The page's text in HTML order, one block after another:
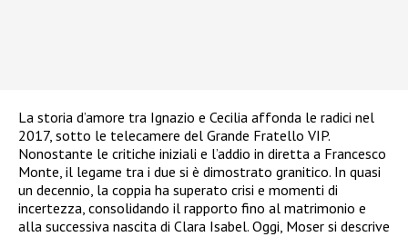
La storia d’amore tra Ignazio e Cecilia affonda le radici nel
2017, sotto le telecamere del Grande Fratello VIP.
Nonostante le critiche iniziali e l’addio in diretta a Francesco
Monte, il legame tra i due si è dimostrato granitico. In quasi
un decennio, la coppia ha superato crisi e momenti di
incertezza, consolidando il rapporto fino al matrimonio e
alla successiva nascita di Clara Isabel. Oggi, Moser si descrive